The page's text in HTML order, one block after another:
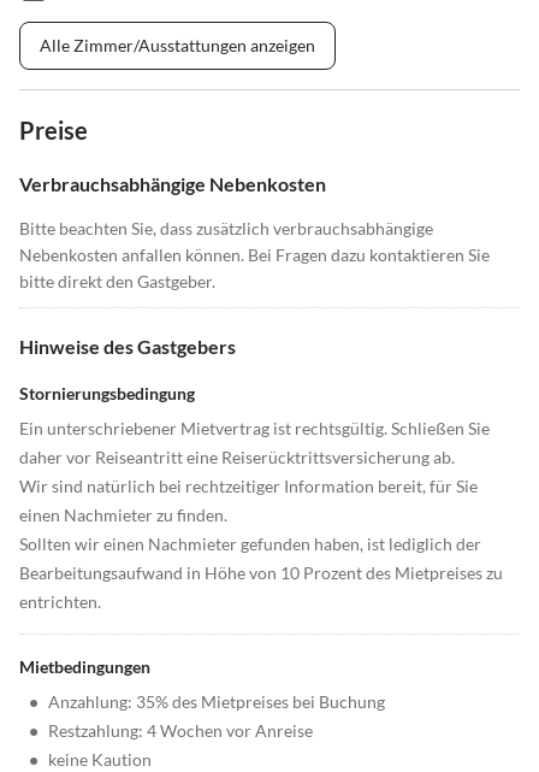
Alle Zimmer/Ausstattungen anzeigen
Preise
Verbrauchsabhängige Nebenkosten
Bitte beachten Sie, dass zusätzlich verbrauchsabhängige
Nebenkosten anfallen können. Bei Fragen dazu kontaktieren Sie
bitte direkt den Gastgeber.
Hinweise des Gastgebers
Stornierungsbedingung
Ein unterschriebener Mietvertrag ist rechtsgültig. Schließen Sie
daher vor Reiseantritt eine Reiserücktrittsversicherung ab.
Wir sind natürlich bei rechtzeitiger Information bereit, für Sie
einen Nachmieter zu finden.
Sollten wir einen Nachmieter gefunden haben, ist lediglich der
Bearbeitungsaufwand in Höhe von 10 Prozent des Mietpreises zu
entrichten.
Mietbedingungen
• Anzahlung: 35% des Mietpreises bei Buchung
• Restzahlung: 4 Wochen vor Anreise
• keine Kaution